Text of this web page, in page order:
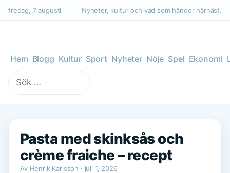
fredag, 7 augusti Nyheter, kultur och vad som händer härnäst.
Hem Blogg Kultur Sport Nyheter Nöje Spel Ekonomi
Sök
efter:
Pasta med skinksås och
crème fraiche – recept
Av Henrik Karlsson · juli 1, 2026